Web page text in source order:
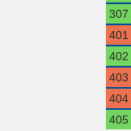
307
401
402
403
404
405